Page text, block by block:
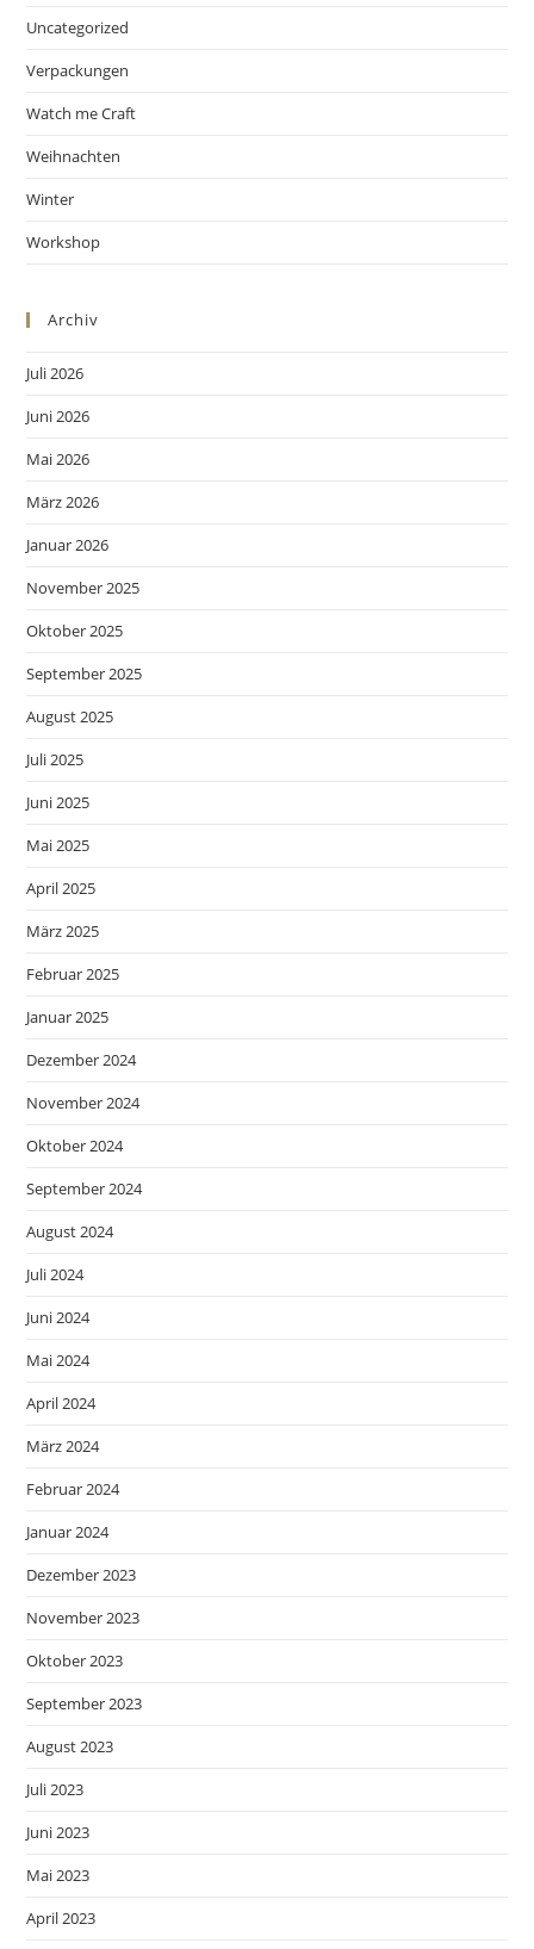
Uncategorized
Verpackungen
Watch me Craft
Weihnachten
Winter
Workshop
Archiv
Juli 2026
Juni 2026
Mai 2026
März 2026
Januar 2026
November 2025
Oktober 2025
September 2025
August 2025
Juli 2025
Juni 2025
Mai 2025
April 2025
März 2025
Februar 2025
Januar 2025
Dezember 2024
November 2024
Oktober 2024
September 2024
August 2024
Juli 2024
Juni 2024
Mai 2024
April 2024
März 2024
Februar 2024
Januar 2024
Dezember 2023
November 2023
Oktober 2023
September 2023
August 2023
Juli 2023
Juni 2023
Mai 2023
April 2023